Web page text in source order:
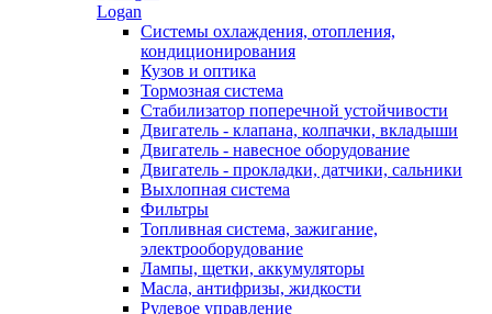
Logan
Системы охлаждения, отопления,
кондиционирования
Кузов и оптика
Тормозная система
Стабилизатор поперечной устойчивости
Двигатель - клапана, колпачки, вкладыши
Двигатель - навесное оборудование
Двигатель - прокладки, датчики, сальники
Выхлопная система
Фильтры
Топливная система, зажигание,
электрооборудование
Лампы, щетки, аккумуляторы
Масла, антифризы, жидкости
Рулевое управление